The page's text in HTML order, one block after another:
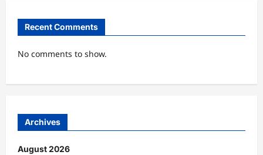
Recent Comments
No comments to show.
Archives
August 2026